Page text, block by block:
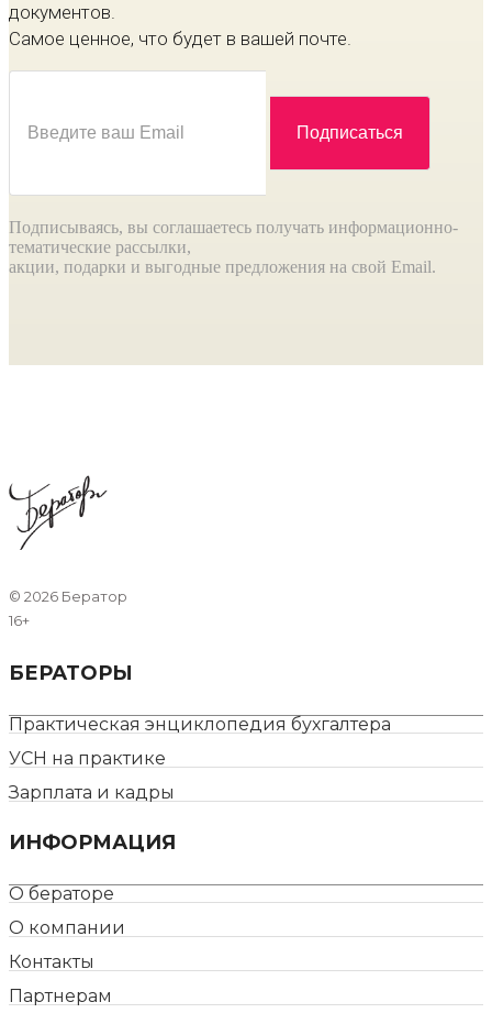
документов.
Самое ценное, что будет в вашей почте.
Подписываясь, вы соглашаетесь получать информационно-
тематические рассылки,
акции, подарки и выгодные предложения на свой Email.
© 2026 Бератор
16+
БЕРАТОРЫ
Практическая энциклопедия бухгалтера
УСН на практике
Зарплата и кадры
ИНФОРМАЦИЯ
О бераторе
О компании
Контакты
Партнерам